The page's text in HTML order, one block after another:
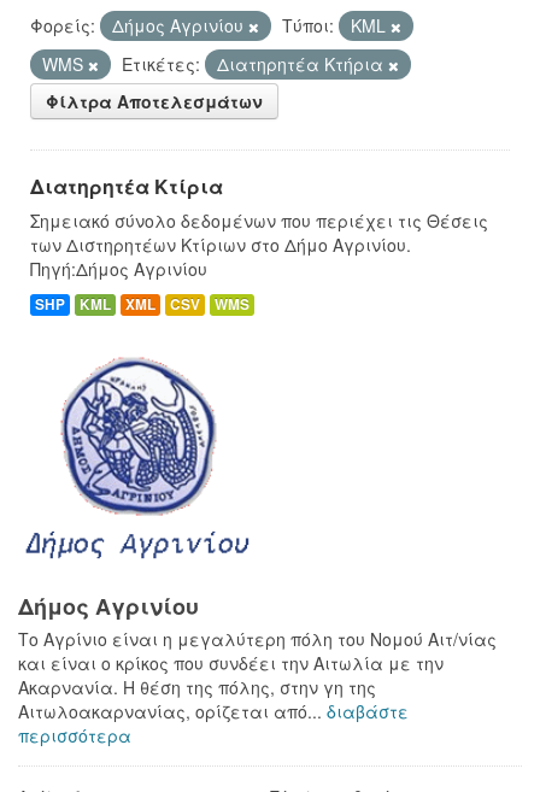
Φορείς: Δήμος Αγρινίου Τύποι:
KML
WMS
Ετικέτες:
Διατηρητέα Κτήρια
Φίλτρα Αποτελεσμάτων
Διατηρητέα Κτίρια
Σημειακό σύνολο δεδομένων που περιέχει τις Θέσεις
των Διστηρητέων Κτίριων στο Δήμο Αγρινίου.
Πηγή:Δήμος Αγρινίου
SHP KML XML CSV WMS
Δήμος Αγρινίου
Το Αγρίνιο είναι η μεγαλύτερη πόλη του Νομού Αιτ/νίας
και είναι ο κρίκος που συνδέει την Αιτωλία με την
Ακαρνανία. Η θέση της πόλης, στην γη της
Αιτωλοακαρνανίας, ορίζεται από... διαβάστε
περισσότερα